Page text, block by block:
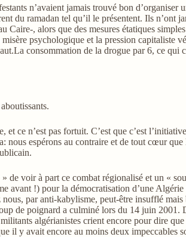
n’avaient jamais trouvé bon
du ramadan tel qu’il le présentent. Ils n’ont
, alors que des mesures étatiques
psychologique et la pression capitaliste
consommation de la drogue par 6, ce qui
et ce n’est pas fortuit. C’est que c’est
espérons au contraire et de tout cœur
voir à part ce combat régionalisé et un «
!) pour la démocratisation d’une
par anti-kabylisme, peut-être insufflé
de poignard a culminé lors du 14 juin
algérianistes crient encore pour dire
il y avait encore au moins deux impeccables